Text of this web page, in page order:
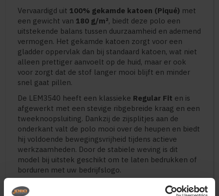
Vervaardigd uit 100% gekamde katoen (Piqué) met
een gewicht van 180 g/m², biedt deze polo een
uitstekende balans tussen duurzaamheid en ademend
vermogen. Het gekamde katoen zorgt voor een
gladder oppervlak dan bij standaard katoen, wat niet
alleen prettiger aanvoelt op de huid, maar er ook
voor zorgt dat de stof langer mooi blijft en minder
snel gaat pillen.
De LEM3540 heeft een klassieke Regular Fit en is
afgewerkt met een stevige ribgebreide kraag en een
tweeknoopsluiting. Dankzij de zijsplitjes aan de
onderkant valt de polo mooi over de heupen en biedt
hij voldoende bewegingsvrijheid tijdens actieve
werkzaamheden. Door de stabiele weving is dit
model bij uitstek geschikt om te laten bedrukken of
borduren met uw bedrijfslogo.
Perfect voor: